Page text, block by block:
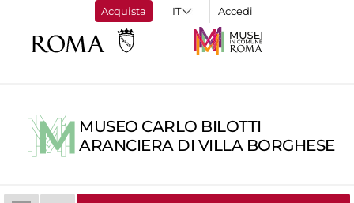
Acquista Accedi
MUSEO CARLO BILOTTI
ARANCIERA DI VILLA BORGHESE